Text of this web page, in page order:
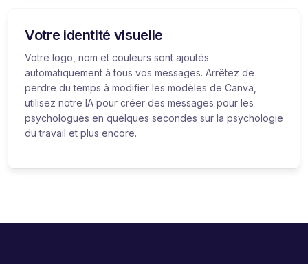
Votre identité visuelle
Votre logo, nom et couleurs sont ajoutés
automatiquement à tous vos messages. Arrêtez de
perdre du temps à modifier les modèles de Canva,
utilisez notre IA pour créer des messages pour les
psychologues en quelques secondes sur la psychologie
du travail et plus encore.